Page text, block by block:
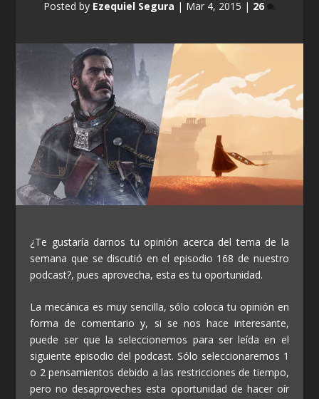
Posted by Ezequiel Segura | Mar 4, 2015 | 26
¿Te gustaría darnos tu opinión acerca del tema de la
semana que se discutió en el episodio 168 de nuestro
podcast?, pues aprovecha, esta es tu oportunidad.
La mecánica es muy sencilla, sólo coloca tu opinión en
forma de comentario y, si se nos hace interesante,
puede ser que la seleccionemos para ser leída en el
siguiente episodio del podcast. Sólo seleccionaremos 1
o 2 pensamientos debido a las restricciones de tiempo,
pero no desaproveches esta oportunidad de hacer oír